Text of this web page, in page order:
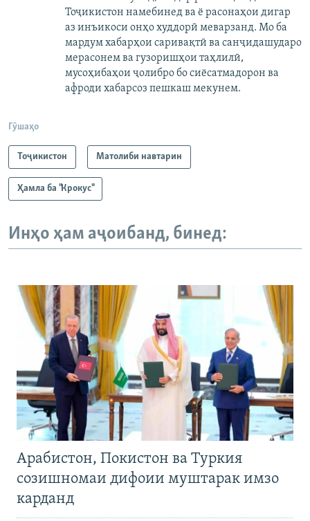
Тоҷикистон намебинед ва ё расонаҳои дигар
аз инъикоси онҳо худдорӣ меварзанд. Мо ба
мардум хабарҳои саривақтӣ ва санҷидашударо
мерасонем ва гузоришҳои таҳлилӣ,
мусоҳибаҳои ҷолибро бо сиёсатмадорон ва
афроди хабарсоз пешкаш мекунем.
Гӯшаҳо
Тоҷикистон Матолиби навтарин
Ҳамла ба "Крокус"
Инҳо ҳам аҷоибанд, бинед:
Арабистон, Покистон ва Туркия
созишномаи дифоии муштарак имзо
карданд